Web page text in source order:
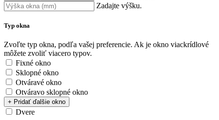
Zadajte výšku.
Typ okna
Zvoľte typ okna, podľa vašej preferencie. Ak je okno viackrídlové
môžete zvoliť viacero typov.
Fixné okno
Sklopné okno
Otváravé okno
Otváravo sklopné okno
+ Pridať ďalšie okno
Dvere